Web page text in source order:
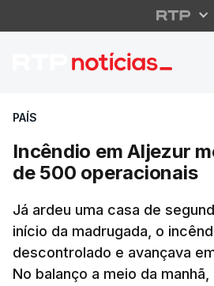
Incêndio em
PAÍS
Incêndio em Aljezur
de 500 operacionais
Já ardeu uma casa de
início da madrugada, o
descontrolado e avançava
No balanço a meio da